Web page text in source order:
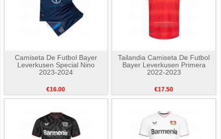
Camiseta De Futbol Bayer
Leverkusen Special Nino
2023-2024
€16.00
Tailandia Camiseta De Futbol
Bayer Leverkusen Primera
2022-2023
€17.50